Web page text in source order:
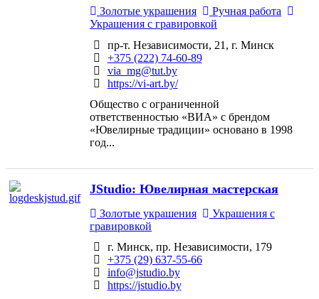
Золотые украшения
Ручная работа
Украшения с гравировкой
пр-т. Независимости, 21, г. Минск
+375 (222) 74-60-89
via_mg@tut.by
https://vi-art.by/
Общество с ограниченной
ответственностью «ВИА» с брендом
«Ювелирные традиции» основано в 1998
год...
JStudio: Ювелирная мастерская
Золотые украшения
Украшения с
гравировкой
г. Минск, пр. Независимости, 179
+375 (29) 637-55-66
info@jstudio.by
https://jstudio.by